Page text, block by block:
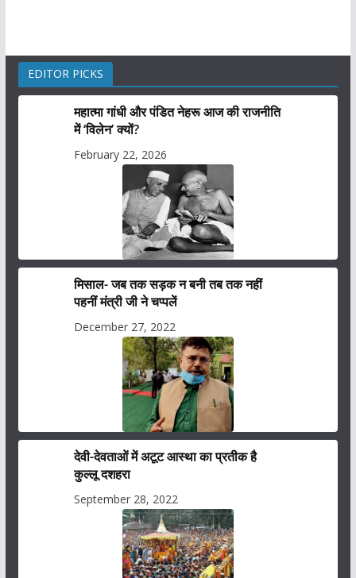
EDITOR PICKS
महात्मा गांधी और पंडित नेहरू आज की राजनीति
में ‘विलेन’ क्यों?
February 22, 2026
मिसाल- जब तक सड़क न बनी तब तक नहीं
पहनीं मंत्री जी ने चप्पलें
December 27, 2022
देवी-देवताओं में अटूट आस्था का प्रतीक है
कुल्लू दशहरा
September 28, 2022